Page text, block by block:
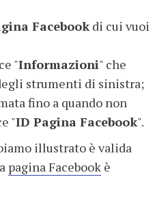
Facebookdi cui vuoi
"Informazioni" che
strumenti di sinistra;
fino a quando non
"ID Pagina Facebook".
illustrato è valida
pagina Facebook è